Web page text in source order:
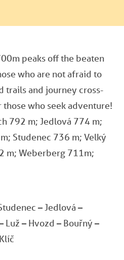
peaks off the beaten
who are not afraid to
trails and journey cross-
who seek adventure!
792 m; Jedlová 774 m;
Studenec 736 m; Velký
m; Weberberg 711m;
– Jedlová –
Luž – Hvozd – Bouřný –